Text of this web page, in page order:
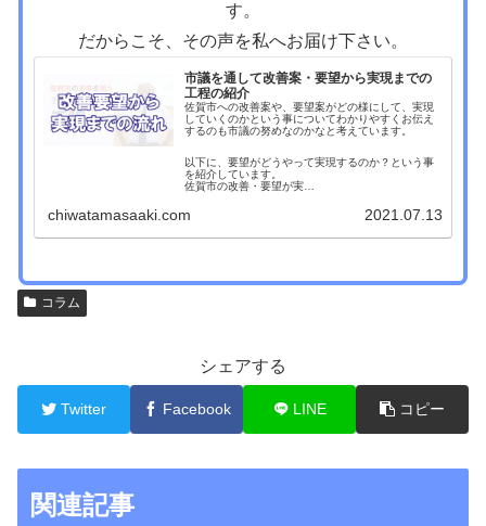
す。
だからこそ、その声を私へお届け下さい。
市議を通して改善案・要望から実現までの
工程の紹介
佐賀市への改善案や、要望案がどの様にして、実現
していくのかという事についてわかりやすくお伝え
するのも市議の努めなのかなと考えています。
以下に、要望がどうやって実現するのか？という事
を紹介しています。
佐賀市の改善・要望が実…
chiwatamasaaki.com 2021.07.13
コラム
シェアする
Twitter Facebook LINE コピー
関連記事